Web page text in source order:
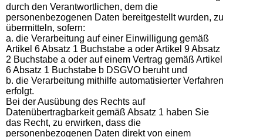
durch den Verantwortlichen, dem die
personenbezogenen Daten bereitgestellt wurden, zu
übermitteln, sofern:
a. die Verarbeitung auf einer Einwilligung gemäß
Artikel 6 Absatz 1 Buchstabe a oder Artikel 9 Absatz
2 Buchstabe a oder auf einem Vertrag gemäß Artikel
6 Absatz 1 Buchstabe b DSGVO beruht und
b. die Verarbeitung mithilfe automatisierter Verfahren
erfolgt.
Bei der Ausübung des Rechts auf
Datenübertragbarkeit gemäß Absatz 1 haben Sie
das Recht, zu erwirken, dass die
personenbezogenen Daten direkt von einem